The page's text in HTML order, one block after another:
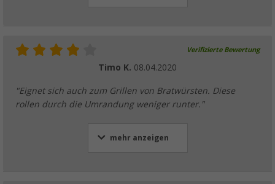
Verifizierte Bewertung
Timo K. 08.04.2020
"Eignet sich auch zum Grillen von Bratwürsten. Diese
rollen durch die Umrandung weniger runter."
mehr anzeigen